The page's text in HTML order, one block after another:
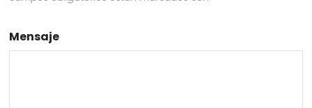
Mensaje